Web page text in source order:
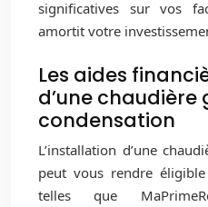
significatives sur vos
amortit votre
Les aides
d’une chaudière
condensation
L’installation d’une
peut vous rendre
telles que